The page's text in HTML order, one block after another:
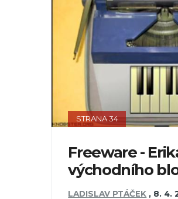
STRANA 34
Freeware -
východního
LADISLAV PTÁČEK , 8. 4.